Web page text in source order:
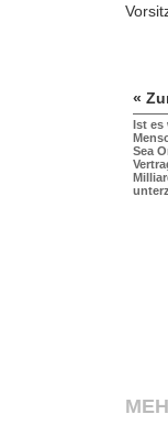
«
Ist es
Sea